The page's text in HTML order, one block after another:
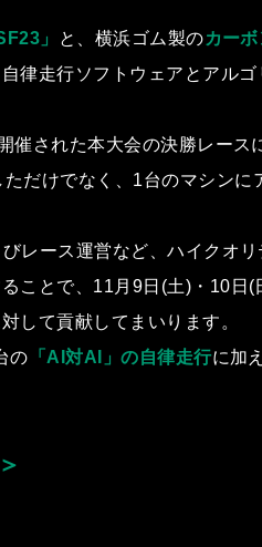
」 と、横浜ゴム製のカー
⾛⾏ソフトウェアとアル
された本⼤会の決勝レー
だけでなく、1台のマシン
ース運営など、ハイクオ
ことで、11⽉9⽇(⼟)・10
して貢献してまいります。
の 「AI対AI」の⾃律⾛⾏に加